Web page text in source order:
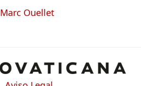
Marc Ouellet